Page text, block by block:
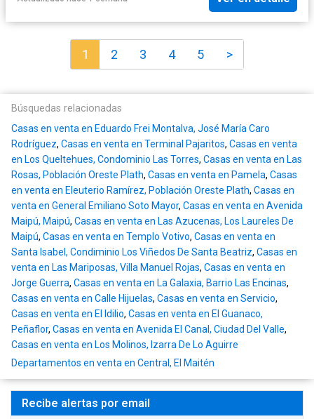
1 2 3 4 5 >
Búsquedas relacionadas
Casas en venta en Eduardo Frei Montalva, José María Caro
Rodríguez, Casas en venta en Terminal Pajaritos, Casas en venta
en Los Queltehues, Condominio Las Torres, Casas en venta en Las
Rosas, Población Oreste Plath, Casas en venta en Pamela, Casas
en venta en Eleuterio Ramírez, Población Oreste Plath, Casas en
venta en General Emiliano Soto Mayor, Casas en venta en Avenida
Maipú, Maipú, Casas en venta en Las Azucenas, Los Laureles De
Maipú, Casas en venta en Templo Votivo, Casas en venta en
Santa Isabel, Condiminio Los Viñedos De Santa Beatriz, Casas en
venta en Las Mariposas, Villa Manuel Rojas, Casas en venta en
Jorge Guerra, Casas en venta en La Galaxia, Barrio Las Encinas,
Casas en venta en Calle Hijuelas, Casas en venta en Servicio,
Casas en venta en El Idilio, Casas en venta en El Guanaco,
Peñaflor, Casas en venta en Avenida El Canal, Ciudad Del Valle,
Casas en venta en Los Molinos, Izarra De Lo Aguirre
Departamentos en venta en Central, El Maitén
Recibe alertas por email